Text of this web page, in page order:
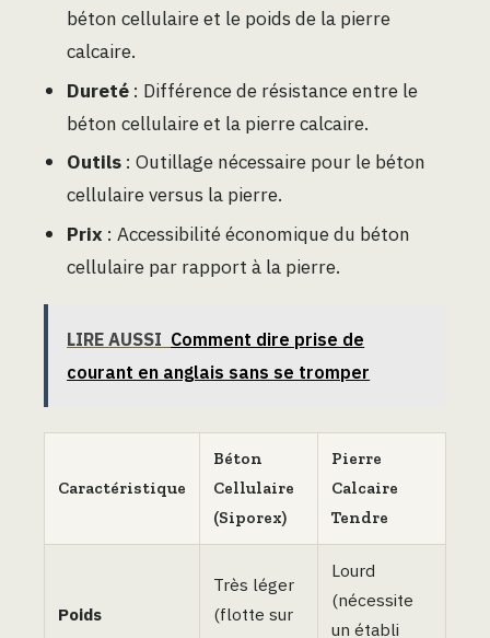
béton cellulaire et le poids de la pierre
calcaire.
Dureté: Différence de résistance entre le
béton cellulaire et la pierre calcaire.
Outils: Outillage nécessaire pour le béton
cellulaire versus la pierre.
Prix : Accessibilité économique du béton
cellulaire par rapport à la pierre.
LIRE AUSSI Comment dire prise de
courant en anglais sans se tromper
Caractéristique
Béton
Cellulaire
(Siporex)
Pierre
Calcaire
Tendre
Poids
Très léger
(flotte sur
Lourd
(nécessite
un établi